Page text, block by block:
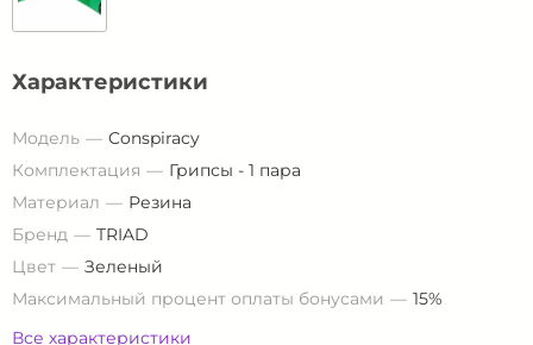
Характеристики
Модель
Conspiracy
Комплектация
Грипсы - 1 пара
Материал
Резина
Бренд
TRIAD
Цвет
Зеленый
Максимальный процент оплаты бонусами
15%
Все характеристики